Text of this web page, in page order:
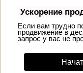
Ускорение
Если вам трудно
продвижение в
запрос у вас не